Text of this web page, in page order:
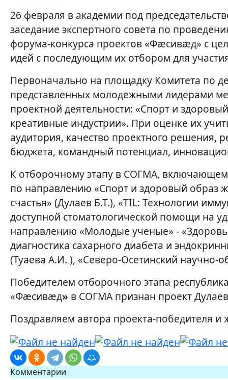
26 февраля в академии под
заседание экспертного совета по
форума-конкурса проектов «Фæсивæд» с
идей с последующим их отбором для
Первоначально на площадку Комитета по
представленных молодежными лидерами
проектной деятельности: «Спорт и
креативные индустрии». При оценке их
аудитория, качество проектного решения,
бюджета, командный потенциал,
К отборочному этапу в СОГМА,
по направлению «Спорт и здоровый образ
счастья» (Дулаев Б.Т.), «TIL: Технологии
доступной стоматологической помощи на
направлению «Молодые ученые» -
диагностика сахарного диабета и
(Туаева А.И. ), «Северо-Осетинский научно-
Победителем отборочного этапа
«Фæсивæд» в СОГМА признан проект
Поздравляем автора проекта-победителя
Комментарии